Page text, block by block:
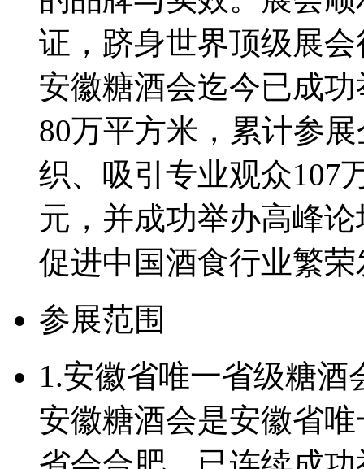
证，跻身世界顶级展
安徽糖酒会迄今已成
80万平方米，累计参
织、吸引专业观众107
元，并成功举办高峰
促进中国酒食行业繁
参展范围
1.安徽省唯一省级糖酒
安徽糖酒会是安徽省